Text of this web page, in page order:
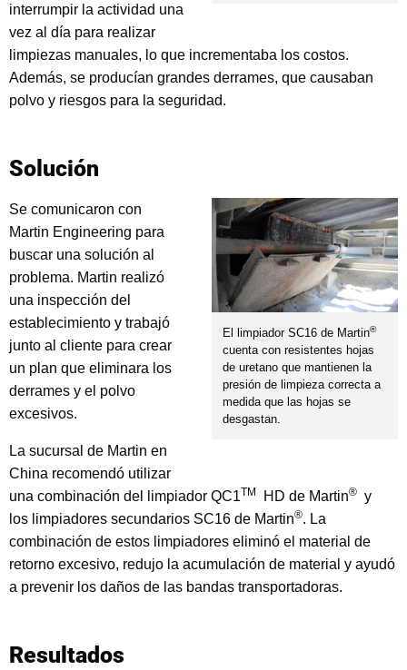
interrumpir la actividad una
vez al día para realizar
limpiezas manuales, lo que incrementaba los costos.
Además, se producían grandes derrames, que causaban
polvo y riesgos para la seguridad.
Solución
El limpiador SC16 de Martin®
cuenta con resistentes hojas
de uretano que mantienen la
presión de limpieza correcta a
medida que las hojas se
desgastan.
Se comunicaron con
Martin Engineering para
buscar una solución al
problema. Martin realizó
una inspección del
establecimiento y trabajó
junto al cliente para crear
un plan que eliminara los
derrames y el polvo
excesivos.
La sucursal de Martin en
China recomendó utilizar
una combinación del limpiador QC1TM HD de Martin® y
los limpiadores secundarios SC16 de Martin®. La
combinación de estos limpiadores eliminó el material de
retorno excesivo, redujo la acumulación de material y ayudó
a prevenir los daños de las bandas transportadoras.
Resultados